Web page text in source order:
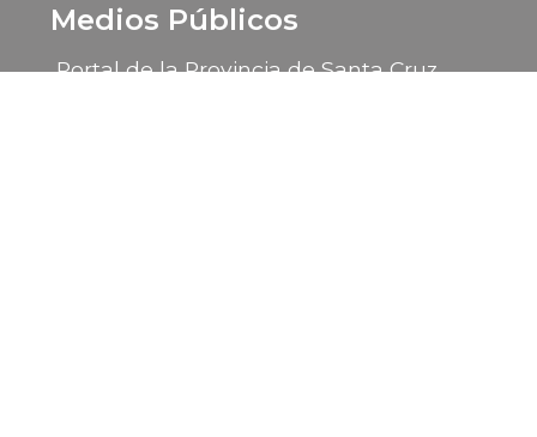
Medios Públicos
Portal de la Provincia de Santa Cruz